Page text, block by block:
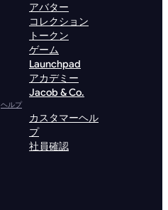
アバター
コレクション
トークン
ゲーム
Launchpad
アカデミー
Jacob & Co.
ヘルプ
カスタマーヘル
プ
社員確認